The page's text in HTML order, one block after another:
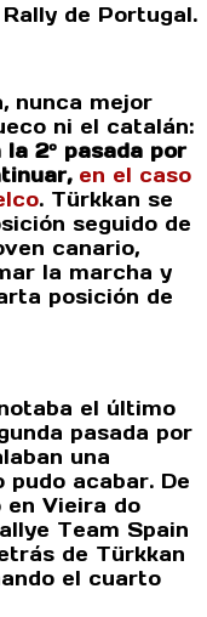
de Portugal.
nunca mejor
ni el catalán:
2º pasada por
en el caso
. Türkkan se
seguido de
canario,
la marcha y
posición de
el último
pasada por
una
pudo acabar. De
en Vieira do
Team Spain
de Türkkan
el cuarto